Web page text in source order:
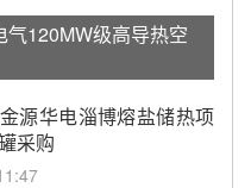
120MW级高导热空
源华电淄博熔盐储热项
采购